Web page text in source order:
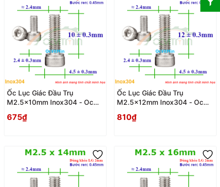
Ốc Lục Giác Đầu Trụ
M2.5x10mm Inox304 - Oc
675₫
Ốc Lục Giác Đầu Trụ
M2.5x12mm Inox304 - Oc
810₫